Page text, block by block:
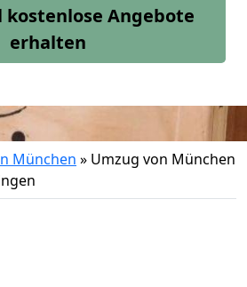
Angebote
erhalten
München » Umzug von München